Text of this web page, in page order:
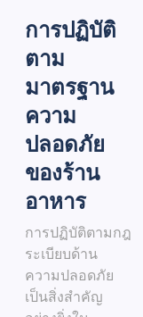
การปฏิบัติ
ตาม
มาตรฐาน
ความ
ปลอดภัย
ของร้าน
อาหาร
การปฏิบัติตามกฎ
ระเบียบด้าน
ความปลอดภัย
เป็นสิ่งสำคัญ